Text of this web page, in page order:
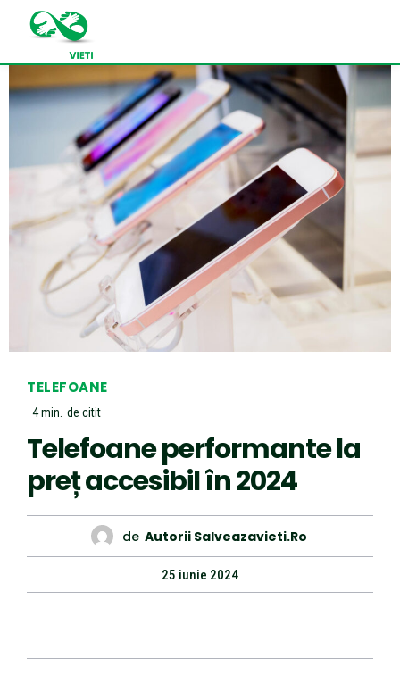
TELEFOANE
4min. de citit
Telefoane performante la
preț accesibil în 2024
de Autorii Salveazavieti.ro
25 iunie 2024